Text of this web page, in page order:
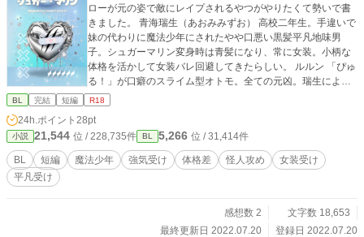
ローが元の姿で敵にレイプされるやつがやりたくて勢いで書
きました。 青海瑞生（あおみみずお） 高校二年生。手違いで
妹の代わりに魔法少年にされたやや口悪い黒髪平凡地味男
子。シュガーマリン変身時は青髪になり、常に女装。小柄な
体格を活かして女装バレ回避してきたらしい。 ルルン 「ぴゅ
る！」が口癖のスライム型オトモ。全ての元凶。瑞生によく
握り潰されかけてる。可愛いマスコット枠。 怪人スティング
に悪役の人。瑞生曰く瑞生二人分のデカさはある長身筋肉ヴ
ィラン。傲慢俺様のヴィランの鑑。シュガーマリン形態より
本体の瑞生が気に入ってるらしい。巨根。息をするようにな
にかを壊していく。
BL 完結 短編 R18
24h.ポイント 28pt
小説 21,544 位 / 228,735件 BL 5,266 位 / 31,414件
BL 短編 魔法少年 強気受け 体格差 怪人攻め
女装受け
平凡受け
感想数 2
文字数 18,653
最終更新日 2022.07.20
登録日 2022.07.20